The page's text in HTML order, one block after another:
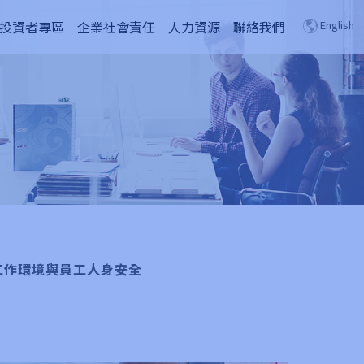
投資者專區 企業社會責任 人力資源 聯絡我們 English
作環境與員工人身安全